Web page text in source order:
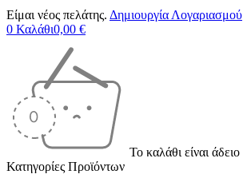
Είμαι νέος πελάτης. Δημιουργία Λογαριασμού
0 Καλάθι0,00 €
Το καλάθι είναι άδειο
Κατηγορίες Προϊόντων